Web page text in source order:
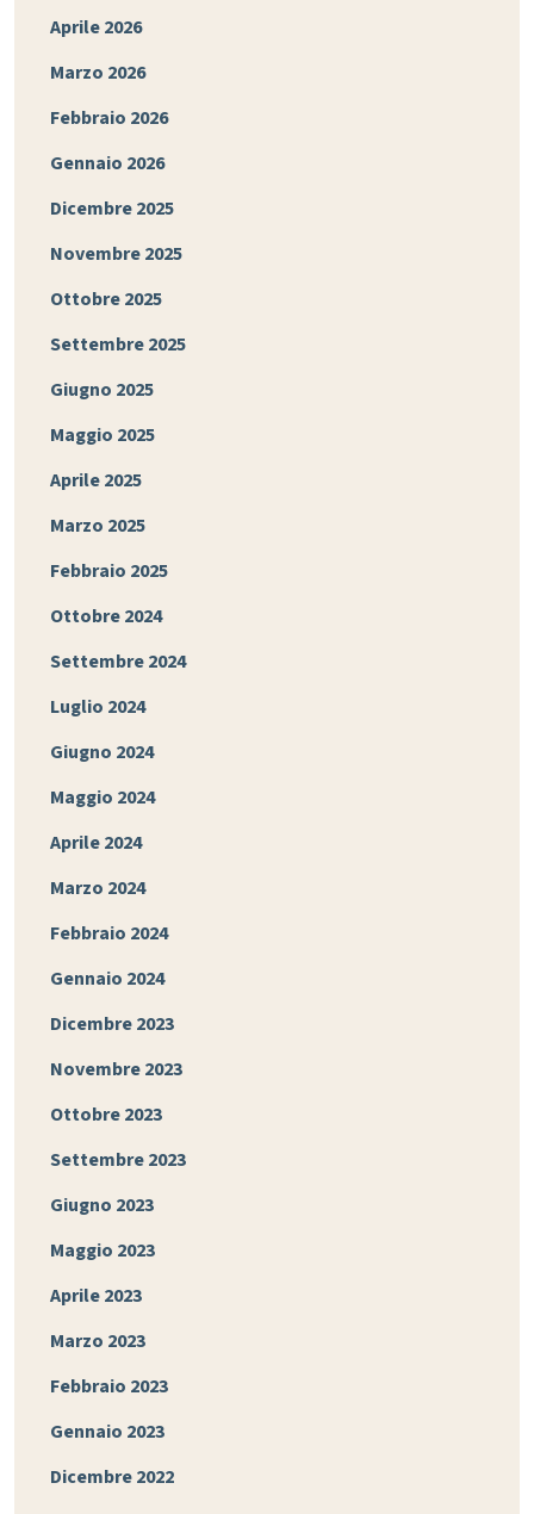
Aprile 2026
Marzo 2026
Febbraio 2026
Gennaio 2026
Dicembre 2025
Novembre 2025
Ottobre 2025
Settembre 2025
Giugno 2025
Maggio 2025
Aprile 2025
Marzo 2025
Febbraio 2025
Ottobre 2024
Settembre 2024
Luglio 2024
Giugno 2024
Maggio 2024
Aprile 2024
Marzo 2024
Febbraio 2024
Gennaio 2024
Dicembre 2023
Novembre 2023
Ottobre 2023
Settembre 2023
Giugno 2023
Maggio 2023
Aprile 2023
Marzo 2023
Febbraio 2023
Gennaio 2023
Dicembre 2022